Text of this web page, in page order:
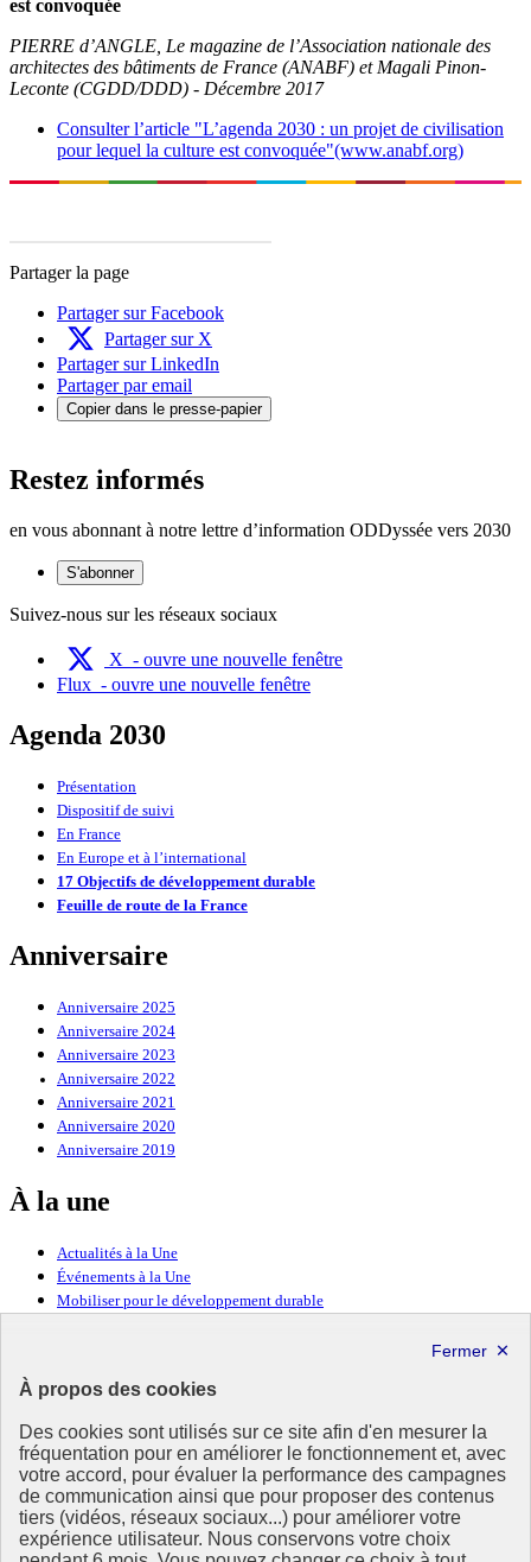
À propos des cookies
Des cookies sont utilisés sur ce site afin d'en mesurer la
fréquentation pour en améliorer le fonctionnement et, avec
votre accord, pour évaluer la performance des campagnes
de communication ainsi que pour proposer des contenus
tiers (vidéos, réseaux sociaux...) pour améliorer votre
expérience utilisateur. Nous conservons votre choix
est convoquée
PIERRE d’ANGLE, Le magazine de l’Association nationale des
architectes des bâtiments de France (ANABF) et Magali Pinon-
Leconte (CGDD/DDD) - Décembre 2017
Consulter l’article "L’agenda 2030 : un projet de civilisation
pour lequel la culture est convoquée"(www.anabf.org)
Partager la page
Partager sur Facebook
Partager sur X
Partager sur LinkedIn
Partager par email
Copier dans le presse-papier
Restez informés
en vous abonnant à notre lettre d’information ODDyssée vers 2030
S'abonner
Suivez-nous sur les réseaux sociaux
X - ouvre une nouvelle fenêtre
Flux - ouvre une nouvelle fenêtre
Agenda 2030
Présentation
Dispositif de suivi
En France
En Europe et à l’international
17 Objectifs de développement durable
Feuille de route de la France
Anniversaire
Anniversaire 2025
Anniversaire 2024
Anniversaire 2023
Anniversaire 2022
Anniversaire 2021
Anniversaire 2020
Anniversaire 2019
À la une
Actualités à la Une
Événements à la Une
Mobiliser pour le développement durable
Ressources
Ressources
La Méth’ODD
Gouvernement
Ce site propose l’information de référence concernant l’Agenda